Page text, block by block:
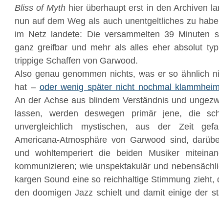
Bliss of Myth hier überhaupt erst in den Archiven
nun auf dem Weg als auch unentgeltliches zu
im Netz landete: Die versammelten 39 Minuten
ganz greifbar und mehr als alles eher absolut
trippige Schaffen von Garwood.
Also genau genommen nichts, was er so ähnlich
hat – oder wenig später nicht nochmal
An der Achse aus blindem Verständnis und
lassen, werden deswegen primär jene, die
unvergleichlich mystischen, aus der Zeit
Americana-Atmosphäre von Garwood sind,
und wohltemperiert die beiden Musiker
kommunizieren; wie unspektakulär und
kargen Sound eine so reichhaltige Stimmung zieht,
den doomigen Jazz schielt und damit einige der